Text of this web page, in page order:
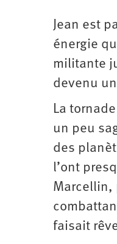
Jean est
énergie
militante
devenu
La
un peu
des
l’ont
Marcellin,
faisait